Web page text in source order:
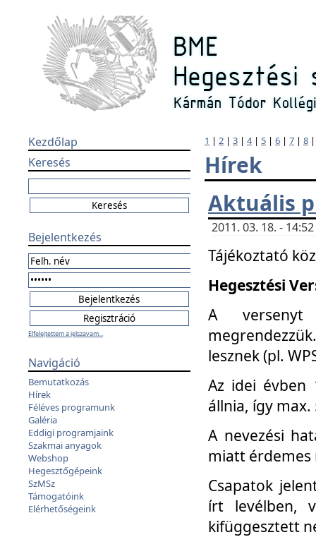
Kezdőlap
Keresés
Bejelentkezés
Elfelejtettem a jelszavam...
Navigáció
Bemutatkozás
Hírek
Féléves programunk
Galéria
Eddigi programjaink
Szakmai anyagok
Webshop
Hegesztőgépeink
SzMSz
Támogatóink
Elérhetőségeink
1 | 2 | 3 | 4| 5 | 6 | 7 | 8
Hírek
Aktuális
2011. 03. 18. -
Tájékoztató
Hegesztési
A versenyt
lesznek (pl.
Az idei évben
állnia, így
A nevezési
miatt érdemes
Csapatok
írt levélben,
kifüggesztett